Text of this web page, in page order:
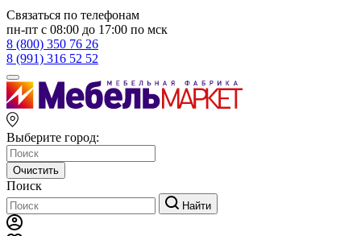
Связаться по телефонам
пн-пт с 08:00 до 17:00 по мск
8 (800) 350 76 26
8 (991) 316 52 52
Выберите город:
Очистить
Поиск
Найти